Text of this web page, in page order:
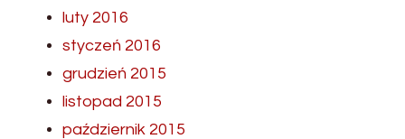
luty 2016
styczeń 2016
grudzień 2015
listopad 2015
październik 2015